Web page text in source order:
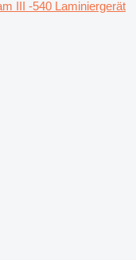
III -540 Laminiergerät